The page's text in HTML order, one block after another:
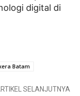
digital di
Batam
SELANJUTNYA